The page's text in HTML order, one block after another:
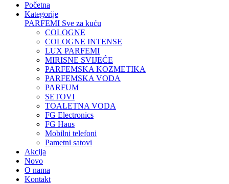
Početna
Kategorije
PARFEMI Sve za kuću
COLOGNE
COLOGNE INTENSE
LUX PARFEMI
MIRISNE SVIJEĆE
PARFEMSKA KOZMETIKA
PARFEMSKA VODA
PARFUM
SETOVI
TOALETNA VODA
FG Electronics
FG Haus
Mobilni telefoni
Pametni satovi
Akcija
Novo
O nama
Kontakt